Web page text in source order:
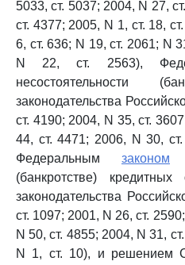
5033, ст. 5037; 2004, N 27,
ст. 4377; 2005, N 1, ст. 18,
6, ст. 636; N 19, ст. 2061; N
N 22, ст. 2563),
несостоятельности
законодательства
ст. 4190; 2004, N 35, ст.
44, ст. 4471; 2006, N 30,
Федеральным законом
(банкротстве)
законодательства
ст. 1097; 2001, N 26, ст.
N 50, ст. 4855; 2004, N 31,
N 1, ст. 10), и решением